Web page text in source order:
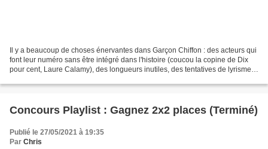
Il y a beaucoup de choses énervantes dans Garçon Chiffon : des acteurs qui
font leur numéro sans être intégré dans l'histoire (coucou la copine de Dix
pour cent, Laure Calamy), des longueurs inutiles, des tentatives de lyrisme
Concours Playlist : Gagnez 2x2 places (Terminé)
Publié le 27/05/2021 à 19:35
Par Chris